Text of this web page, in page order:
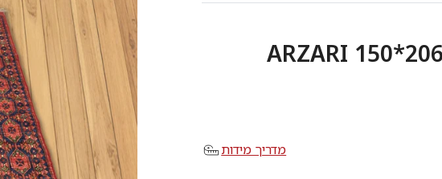
מדריך מידות